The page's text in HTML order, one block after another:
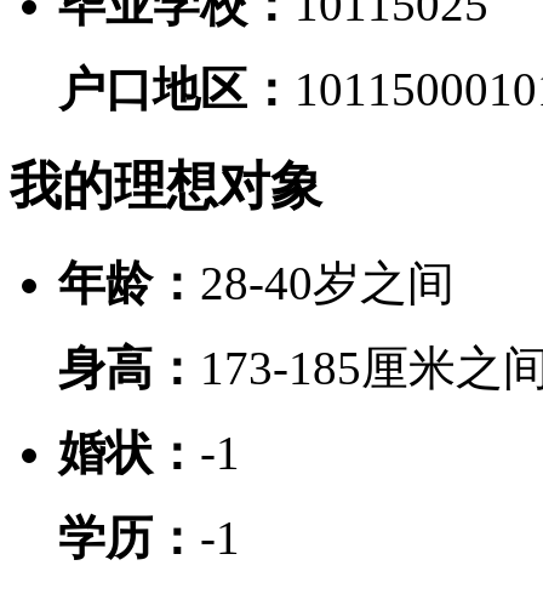
户口地区： 10115000
我的理想对象
年龄： 28-40岁之间
身高： 173-185厘米之
婚状： -1
学历： -1